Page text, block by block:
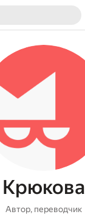
Крюкова
Автор, переводчик